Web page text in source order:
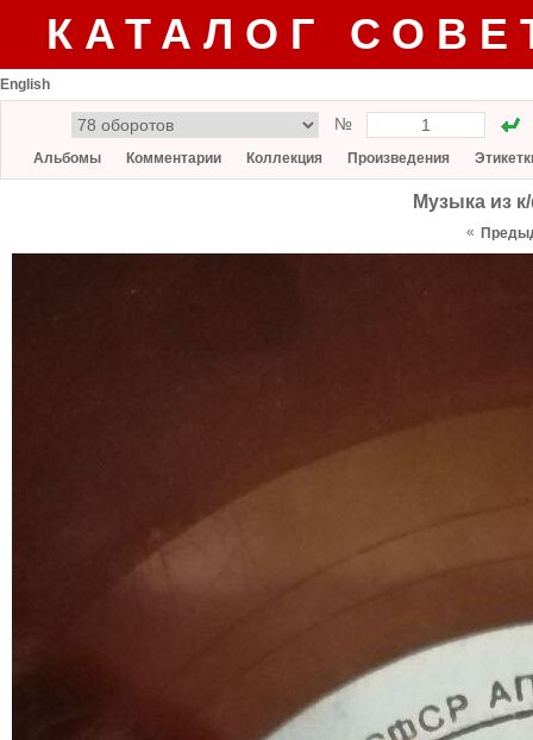
КАТАЛОГ
English
№
Альбомы Комментарии Коллекция Произведения
Музыка из
«